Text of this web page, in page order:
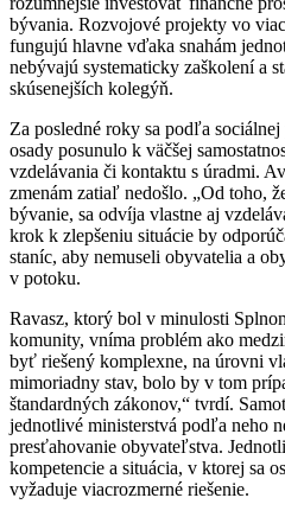
bývania. Rozvojové projekty vo
fungujú hlavne vďaka snahám
nebývajú systematicky zaškolení a
skúsenejších kolegýň.
Za posledné roky sa podľa
osady posunulo k väčšej
vzdelávania či kontaktu s úradmi.
zmenám zatiaľ nedošlo. „Od toho,
bývanie, sa odvíja vlastne aj
krok k zlepšeniu situácie by
staníc, aby nemuseli obyvatelia a
v potoku.
Ravasz, ktorý bol v minulosti
komunity, vníma problém ako
byť riešený komplexne, na úrovni
mimoriadny stav, bolo by v tom
štandardných zákonov,“ tvrdí.
jednotlivé ministerstvá podľa neho
presťahovanie obyvateľstva.
kompetencie a situácia, v ktorej sa
vyžaduje viacrozmerné riešenie.